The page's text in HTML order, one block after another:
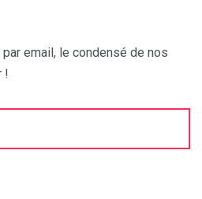
email, le condensé de nos
!